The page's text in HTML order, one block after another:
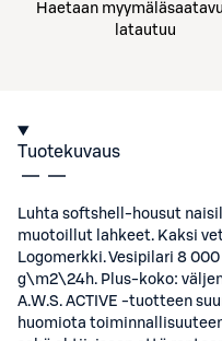
Haetaan
latautuu
Tuotekuvaus
Luhta softshell-housut
muotoillut lahkeet. Kaksi
Logomerkki. Vesipilari 8
g\m2\24h. Plus-koko:
A.W.S. ACTIVE -tuotteen
huomiota